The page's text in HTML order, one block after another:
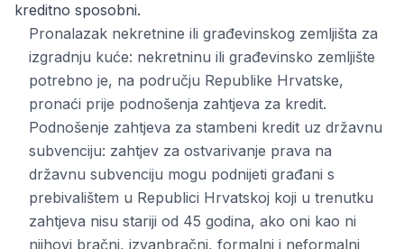
kreditno sposobni.
Pronalazak nekretnine ili građevinskog zemljišta za
izgradnju kuće: nekretninu ili građevinsko zemljište
potrebno je, na području Republike Hrvatske,
pronaći prije podnošenja zahtjeva za kredit.
Podnošenje zahtjeva za stambeni kredit uz državnu
subvenciju: zahtjev za ostvarivanje prava na
državnu subvenciju mogu podnijeti građani s
prebivalištem u Republici Hrvatskoj koji u trenutku
zahtjeva nisu stariji od 45 godina, ako oni kao ni
njihovi bračni, izvanbračni, formalni i neformalni